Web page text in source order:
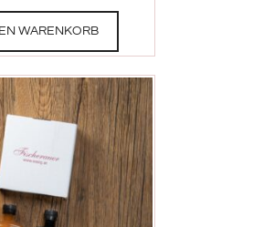
WARENKORB